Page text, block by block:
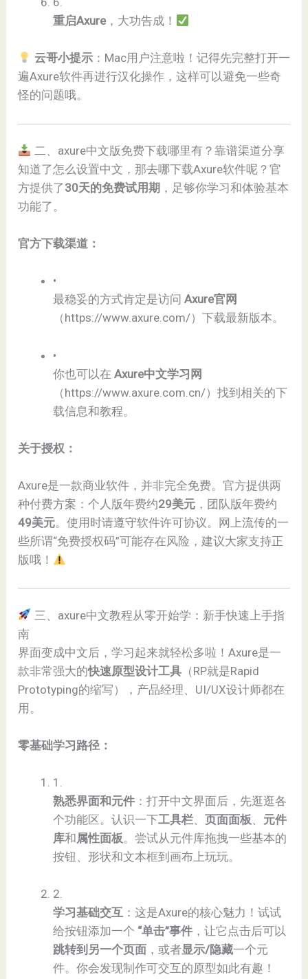
​重启Axure​​，大功告成！
​云哥小提示​​：Mac用户注意啦！记得先完整打开一
遍Axure软件再进行汉化操作，这样可以避免一些奇
怪的问题哦。
二、axure中文版免费下载哪里有？靠谱渠道分享
知道了怎么设置中文，那去哪下载Axure软件呢？官
方提供了​​30天的免费试用期​ ​，足够你学习和体验基本
功能了。
​官方下载渠道：​
•
最稳妥的方式肯定是访问 ​​Axure官网​
（ https://www.axure.com/）下载最新版本。
•
你也可以在 ​​Axure中文学习网​
（ https://www.axure.com.cn/）找到相关的下
载信息和教程。
​关于授权：​
Axure是一款商业软件，并非完全免费。官方提供两
种付费方案：个人版年费约​​29美元​ ​，团队版年费约​
49美元​​。使用时请遵守软件许可协议。网上流传的一
些所谓“免费授权码”可能存在风险，建议大家支持正
版哦！
三、axure中文教程从零开始学：新手快速上手指
南
界面变成中文后，学习起来就轻松多啦！Axure是一
款非常强大的​​快速原型设计工具​ ​（RP就是Rapid
Prototyping的缩写），产品经理、UI/UX设计师都在
用。
​零基础学习路径：​
1.
​熟悉界面和元件​ ​：打开中文界面后，先逛逛各
个功能区。认识一下​​工具栏​​、​​页面面板​​、​ ​元件
库​​和​​属性面板​​。尝试从元件库拖拽一些基本的
按钮、形状和文本框到画布上玩玩。
2.
​学习基础交互​ ​：这是Axure的核心魅力！试试
给按钮添加一个 ​ ​“单击”事件​ ​，让它点击后可以​
跳转到另一个页面​ ​，或者​​显示/隐藏​​一个元
件。你会发现制作可交互的原型如此有趣！